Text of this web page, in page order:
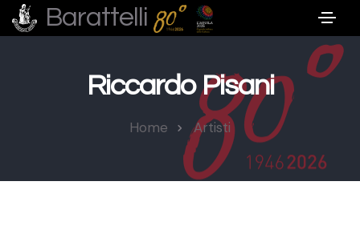
Barattelli
Riccardo Pisani
Home Artisti